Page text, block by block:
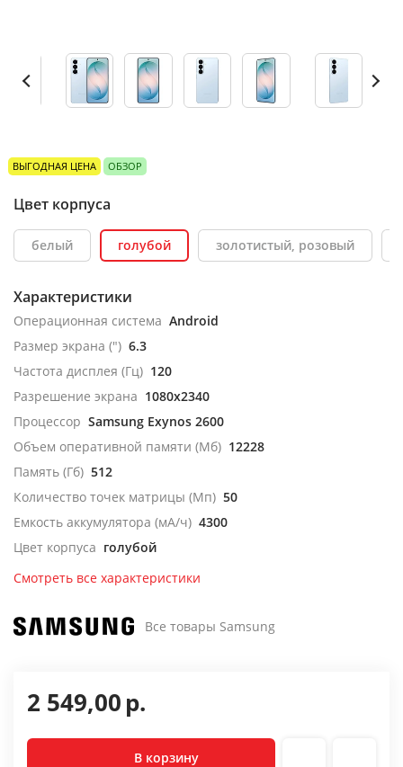
ВЫГОДНАЯ ЦЕНА ОБЗОР
Цвет корпуса
белый голубой золотистый, розовый
Характеристики
Операционная система Android
Размер экрана (") 6.3
Частота дисплея (Гц) 120
Разрешение экрана 1080x2340
Процессор Samsung Exynos 2600
Объем оперативной памяти (Мб) 12228
Память (Гб) 512
Количество точек матрицы (Мп) 50
Емкость аккумулятора (мА/ч) 4300
Цвет корпуса голубой
Смотреть все характеристики
Все товары Samsung
2 549,00р.
В корзину